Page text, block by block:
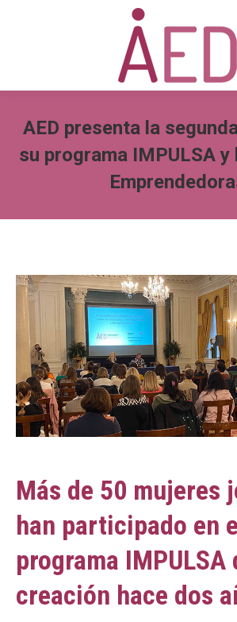
AED presenta la
su programa IMPULSA y
Más de 50 mujeres
han participado en
programa IMPULSA
creación hace dos